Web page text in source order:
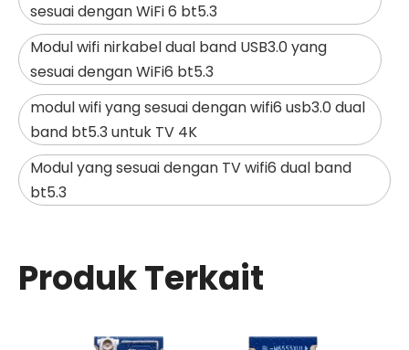
sesuai dengan WiFi 6 bt5.3
Modul wifi nirkabel dual band USB3.0 yang
sesuai dengan WiFi6 bt5.3
modul wifi yang sesuai dengan wifi6 usb3.0 dual
band bt5.3 untuk TV 4K
Modul yang sesuai dengan TV wifi6 dual band
bt5.3
Produk Terkait